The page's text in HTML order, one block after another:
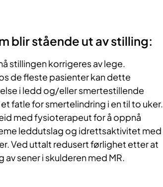
blir stående ut av stilling:
stillingen korrigeres av lege.
de fleste pasienter kan dette
i ledd og/eller smertestillende
fatle for smertelindring i en til to uker.
med fysioterapeut for å oppnå
leddutslag og idrettsaktivitet med
Ved uttalt redusert førlighet etter at
sener i skulderen med MR.